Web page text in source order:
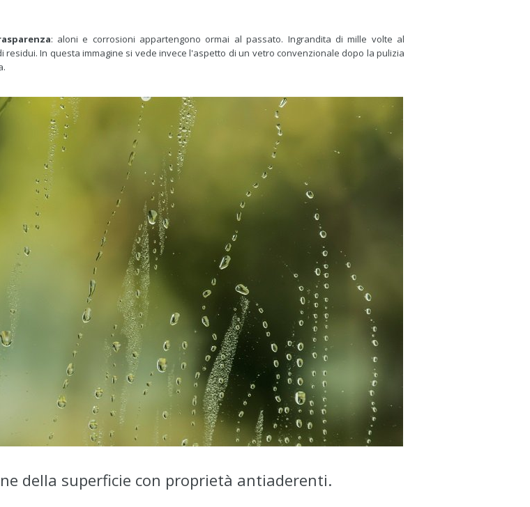
: aloni e corrosioni appartengono ormai al passato. Ingrandita di mille volte al
In questa immagine si vede invece l'aspetto di un vetro convenzionale dopo la pulizia
della superficie con proprietà antiaderenti.